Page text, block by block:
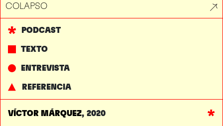
PODCAST
TEXTO
ENTREVISTA
REFERENCIA
COLAPSO
VÍCTOR MÁRQUEZ 2020